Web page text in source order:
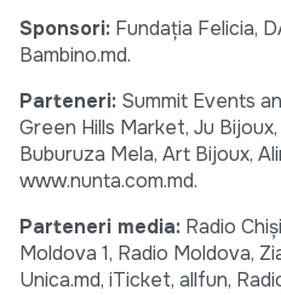
Sponsori: Fundația Felicia,
Bambino.md.
Parteneri: Summit Events
Green Hills Market, Ju
Buburuza Mela, Art Bijoux,
www.nunta.com.md.
Parteneri media: Radio
Moldova 1, Radio Moldova,
Unica.md, iTicket, allfun,